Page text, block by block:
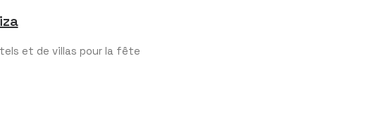
et de villas pour la fête